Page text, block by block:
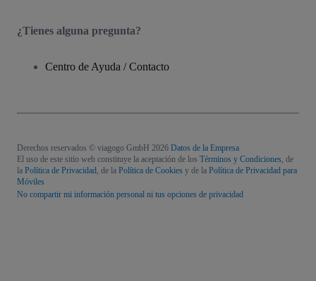
¿Tienes alguna pregunta?
Centro de Ayuda / Contacto
Derechos reservados © viagogo GmbH 2026 Datos de la Empresa
El uso de este sitio web constituye la aceptación de los Términos y Condiciones, de
la Política de Privacidad, de la Política de Cookies y de la Política de Privacidad para
Móviles
No compartir mi información personal ni tus opciones de privacidad